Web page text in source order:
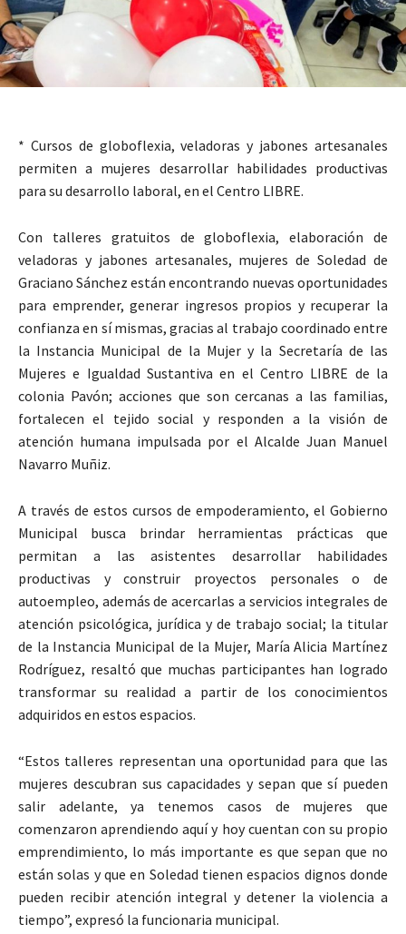
* Cursos de globoflexia, veladoras y jabones artesanales
permiten a mujeres desarrollar habilidades productivas
para su desarrollo laboral, en el Centro LIBRE.
Con talleres gratuitos de globoflexia, elaboración de
veladoras y jabones artesanales, mujeres de Soledad de
Graciano Sánchez están encontrando nuevas oportunidades
para emprender, generar ingresos propios y recuperar la
confianza en sí mismas, gracias al trabajo coordinado entre
la Instancia Municipal de la Mujer y la Secretaría de las
Mujeres e Igualdad Sustantiva en el Centro LIBRE de la
colonia Pavón; acciones que son cercanas a las familias,
fortalecen el tejido social y responden a la visión de
atención humana impulsada por el Alcalde Juan Manuel
Navarro Muñiz.
A través de estos cursos de empoderamiento, el Gobierno
Municipal busca brindar herramientas prácticas que
permitan a las asistentes desarrollar habilidades
productivas y construir proyectos personales o de
autoempleo, además de acercarlas a servicios integrales de
atención psicológica, jurídica y de trabajo social; la titular
de la Instancia Municipal de la Mujer, María Alicia Martínez
Rodríguez, resaltó que muchas participantes han logrado
transformar su realidad a partir de los conocimientos
adquiridos en estos espacios.
“Estos talleres representan una oportunidad para que las
mujeres descubran sus capacidades y sepan que sí pueden
salir adelante, ya tenemos casos de mujeres que
comenzaron aprendiendo aquí y hoy cuentan con su propio
emprendimiento, lo más importante es que sepan que no
están solas y que en Soledad tienen espacios dignos donde
pueden recibir atención integral y detener la violencia a
tiempo”, expresó la funcionaria municipal.